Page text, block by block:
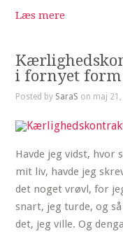
Læs mere
i fornyet form
Posted by SaraS on maj 21,
Havde jeg vidst, hvor
mit liv, havde jeg
det noget vrøvl, for
snart, jeg turde, og
det, jeg ville. Og